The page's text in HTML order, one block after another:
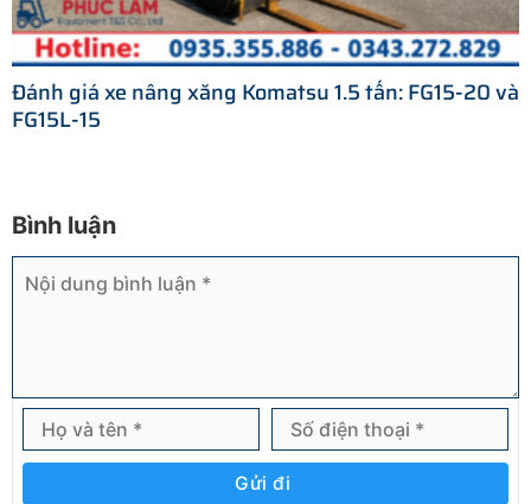
Đánh giá xe nâng xăng Komatsu 1.5 tấn: FG15-20 và
FG15L-15
Bình luận
Gửi đi